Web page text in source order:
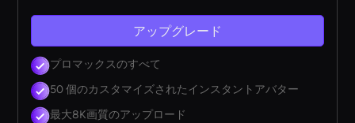
アップグレード
プロマックスのすべて
50 個のカスタマイズされたインスタントアバター
最大8K画質のアップロード